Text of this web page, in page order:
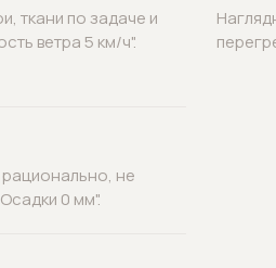
ткани по задаче и
ветра 5 км/ч".
не
0 мм".